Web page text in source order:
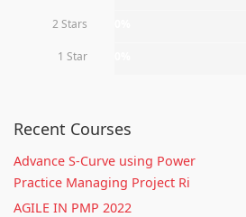
2 Stars
1 Star
Recent Courses
Advance S-Curve using Power
Practice Managing Project Ri
AGILE IN PMP 2022